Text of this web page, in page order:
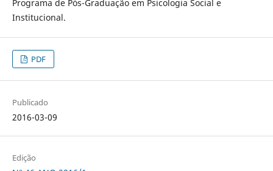
Programa de Pós-Graduação em Psicologia Social e
Institucional.
PDF
Publicado
2016-03-09
Edição